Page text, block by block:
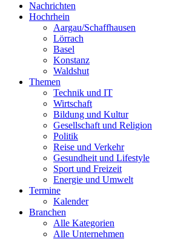
Nachrichten
Hochrhein
Aargau/Schaffhausen
Lörrach
Basel
Konstanz
Waldshut
Themen
Technik und IT
Wirtschaft
Bildung und Kultur
Gesellschaft und Religion
Politik
Reise und Verkehr
Gesundheit und Lifestyle
Sport und Freizeit
Energie und Umwelt
Termine
Kalender
Branchen
Alle Kategorien
Alle Unternehmen